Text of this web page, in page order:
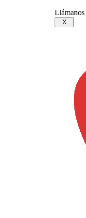
Llámanos
X